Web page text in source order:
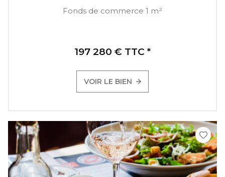
Fonds de commerce 1 m²
197 280 € TTC *
VOIR LE BIEN